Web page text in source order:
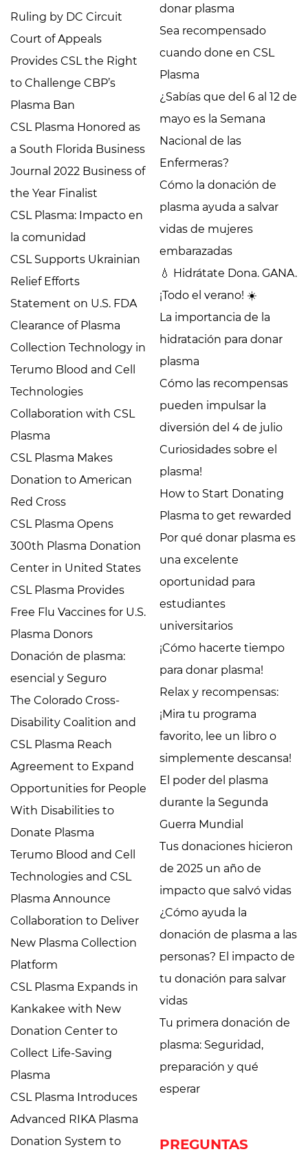
Ruling by DC Circuit
Court of Appeals
Provides CSL the Right
to Challenge CBP’s
Plasma Ban
CSL Plasma Honored as
a South Florida Business
Journal 2022 Business of
the Year Finalist
CSL Plasma: Impacto en
la comunidad
CSL Supports Ukrainian
Relief Efforts
Statement on U.S. FDA
Clearance of Plasma
Collection Technology in
Terumo Blood and Cell
Technologies
Collaboration with CSL
Plasma
CSL Plasma Makes
Donation to American
Red Cross
CSL Plasma Opens
300th Plasma Donation
Center in United States
CSL Plasma Provides
Free Flu Vaccines for U.S.
Plasma Donors
Donación de plasma:
esencial y Seguro
The Colorado Cross-
Disability Coalition and
CSL Plasma Reach
Agreement to Expand
Opportunities for People
With Disabilities to
Donate Plasma
Terumo Blood and Cell
Technologies and CSL
Plasma Announce
Collaboration to Deliver
New Plasma Collection
Platform
CSL Plasma Expands in
Kankakee with New
Donation Center to
Collect Life-Saving
Plasma
CSL Plasma Introduces
Advanced RIKA Plasma
Donation System to
donar plasma
Sea recompensado
cuando done en CSL
Plasma
¿Sabías que del 6 al 12 de
mayo es la Semana
Nacional de las
Enfermeras?
Cómo la donación de
plasma ayuda a salvar
vidas de mujeres
embarazadas
💧 Hidrátate Dona. GANA.
¡Todo el verano! ☀️
La importancia de la
hidratación para donar
plasma
Cómo las recompensas
pueden impulsar la
diversión del 4 de julio
Curiosidades sobre el
plasma!
How to Start Donating
Plasma to get rewarded
Por qué donar plasma es
una excelente
oportunidad para
estudiantes
universitarios
¡Cómo hacerte tiempo
para donar plasma!
Relax y recompensas:
¡Mira tu programa
favorito, lee un libro o
simplemente descansa!
El poder del plasma
durante la Segunda
Guerra Mundial
Tus donaciones hicieron
de 2025 un año de
impacto que salvó vidas
¿Cómo ayuda la
donación de plasma a las
personas? El impacto de
tu donación para salvar
vidas
Tu primera donación de
plasma: Seguridad,
preparación y qué
esperar
PREGUNTAS